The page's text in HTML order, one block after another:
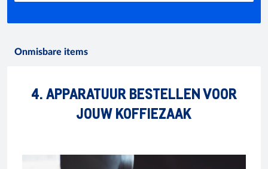
Onmisbare items
4. APPARATUUR BESTELLEN VOOR
JOUW KOFFIEZAAK